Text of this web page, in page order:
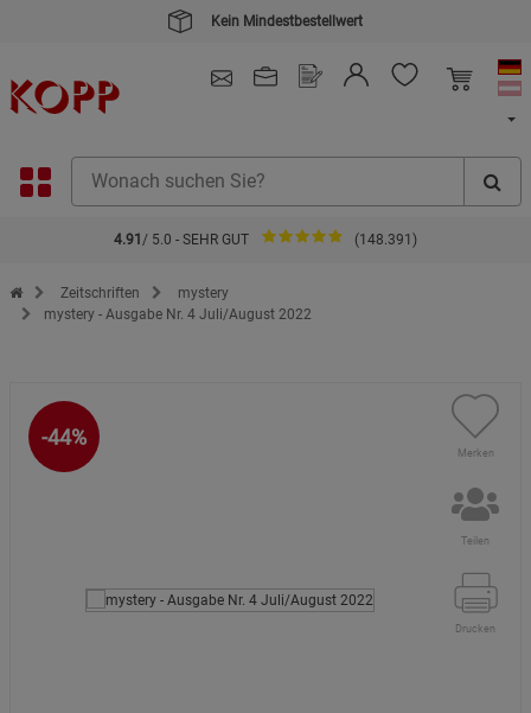
4.91 / 5.0 - SEHR GUT (148.391)
Zur Startseite des Kopp Verlag Online-Shop
Zeitschriften
mystery
mystery - Ausgabe Nr. 4 Juli/August 2022
-44%
Merken
Teilen
Drucken